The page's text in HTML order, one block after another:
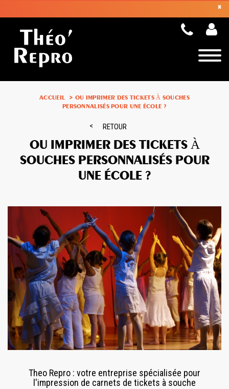
×
Toggle
ACCUEIL
OU IMPRIMER DES TICKETS À SOUCHES
PERSONNALISÉS POUR UNE ÉCOLE ?
RETOUR
OU IMPRIMER DES TICKETS À
SOUCHES PERSONNALISÉS POUR
UNE ÉCOLE ?
Theo Repro : votre entreprise spécialisée pour
l'impression de carnets de tickets à souche